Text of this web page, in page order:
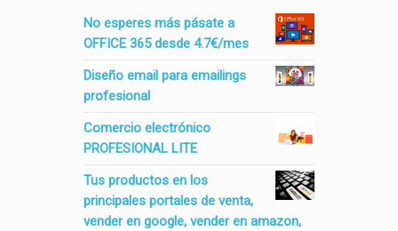
No esperes más pásate a
OFFICE 365 desde 4.7€/mes
Diseño email para emailings
profesional
Comercio electrónico
PROFESIONAL LITE
Tus productos en los
principales portales de venta,
vender en google, vender en amazon,